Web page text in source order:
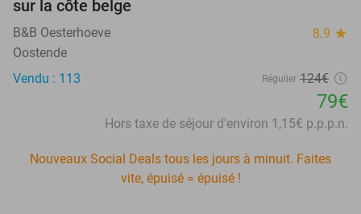
sur la côte belge
B&B Oesterhoeve 8.9 star
Oostende
Vendu : 113
Régulier 124€
79€
Hors taxe de séjour d'environ 1,15€ p.p.p.n.
Nouveaux Social Deals tous les jours à minuit. Faites
vite, épuisé = épuisé !